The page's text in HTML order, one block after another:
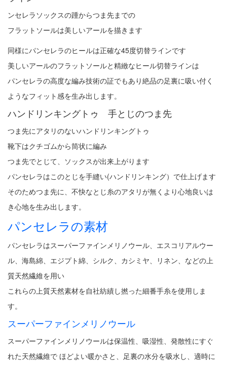
ンセレラソックスの踵からつま先までの
フラットソールは美しいアールを描きます
同様にパンセレラのヒールは正確な45度切替ラインです
美しいアールのフラットソールと精緻なヒール切替ラインは
パンセレラの高度な編み技術の証でもあり絶品の足裏に吸い付く
ようなフィット感を生み出します。
ハンドリンキングトゥ 手とじのつま先
つま先にアタリのないハンドリンキングトゥ
靴下はクチゴムから筒状に編み
つま先でとじて、ソックスが出来上がります
パンセレラはこのとじを手縫い(ハンドリンキング）で仕上げます
そのためつま先に、不快なとじ糸のアタリが無くより心地良いは
き心地を生み出します。
パンセレラの素材
パンセレラはスーパーファインメリノウール、エスコリアルウー
ル、海島綿、エジプト綿、シルク、カシミヤ、リネン、などの上
質天然繊維を用い
これらの上質天然素材を自社紡績し撚った細番手糸を使用しま
す。
スーパーファインメリノウール
スーパーファインメリノウールは保温性、吸湿性、発散性にすぐ
れた天然繊維で ほどよい暖かさと、足裏の水分を吸水し、適時に